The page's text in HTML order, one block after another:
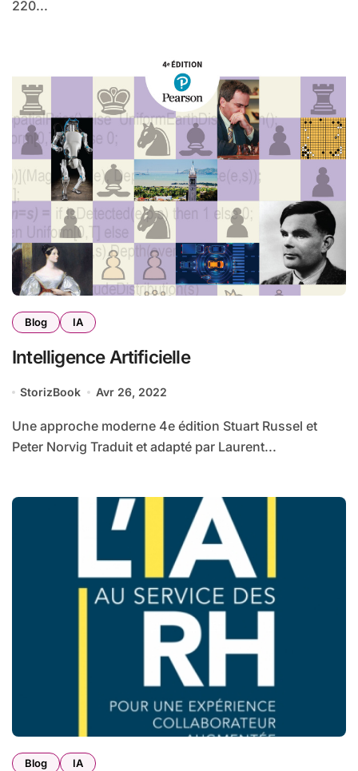
220...
Blog IA
Intelligence Artificielle
StorizBook Avr 26, 2022
Une approche moderne 4e édition Stuart Russel et
Peter Norvig Traduit et adapté par Laurent...
Blog IA